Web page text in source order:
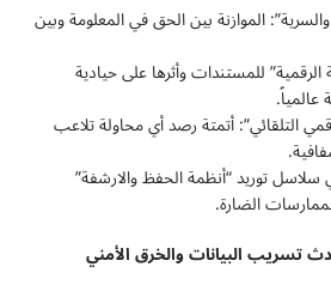
الموازنة بين الحق في المعلومة وبين
الرقمية” للمستندات وأثرها على حيادية
التلقائي”: أتمتة رصد أي محاولة تلاعب
سلاسل توريد “أنظمة الحفظ والارشفة”
الضارة.
تسريب البيانات والخرق الأمني